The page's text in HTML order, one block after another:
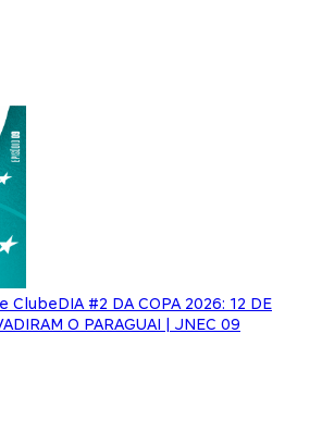
ClubeDIA #2 DA COPA 2026: 12 DE
O PARAGUAI | JNEC 09